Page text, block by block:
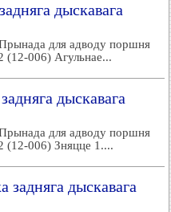
дыскавага
для адводу поршня
(12-006) Агульнае...
дыскавага
для адводу поршня
(12-006) Зняцце 1....
задняга дыскавага